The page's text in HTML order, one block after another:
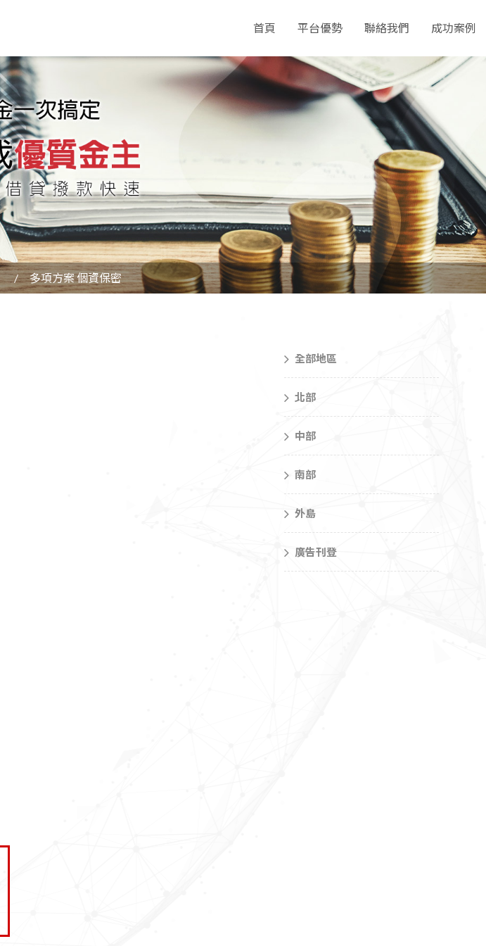
首頁 平台優勢 聯絡我們 成功案例
多項方案 個資保密
全部地區
北部
中部
南部
外島
廣告刊登